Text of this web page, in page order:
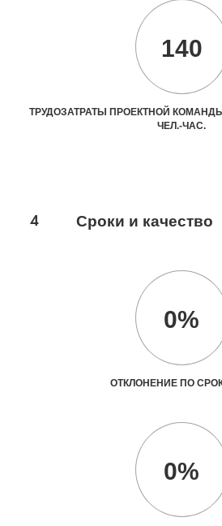
140
ТРУДОЗАТРАТЫ ПРОЕКТНОЙ
ЧЕЛ.-ЧАС.
4 Сроки и качество
0%
ОТКЛОНЕНИЕ ПО
0%